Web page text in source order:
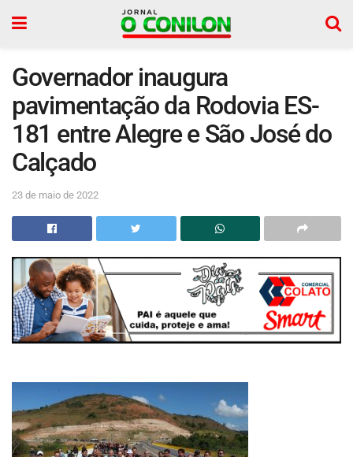
Governador inaugura
pavimentação da Rodovia ES-
181 entre Alegre e São José do
Calçado
23 de maio de 2022